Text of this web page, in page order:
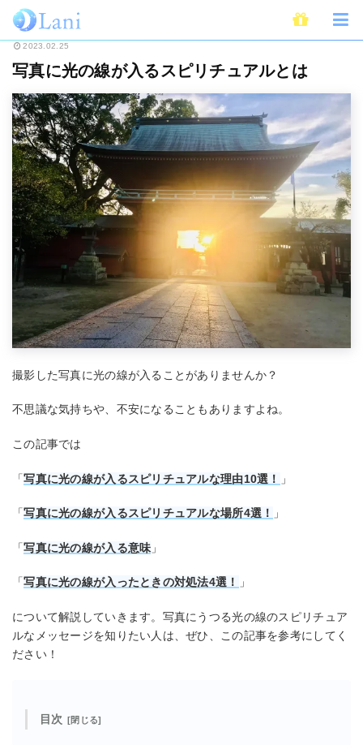
ホーム スピリチュアル 写真に光の線が入るスピリチュアルとは
2023.02.25
写真に光の線が入るスピリチュアルとは
撮影した写真に光の線が入ることがありませんか？
不思議な気持ちや、不安になることもありますよね。
この記事では
「写真に光の線が入るスピリチュアルな理由10選！ 」
「写真に光の線が入るスピリチュアルな場所4選！ 」
「写真に光の線が入る意味 」
「写真に光の線が入ったときの対処法4選！ 」
について解説していきます。写真にうつる光の線のスピリチュア
ルなメッセージを知りたい人は、ぜひ、この記事を参考にしてく
ださい！
目次